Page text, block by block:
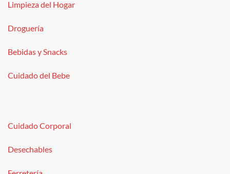
Limpieza del Hogar
Droguería
Bebidas y Snacks
Cuidado del Bebe
Cuidado Corporal
Desechables